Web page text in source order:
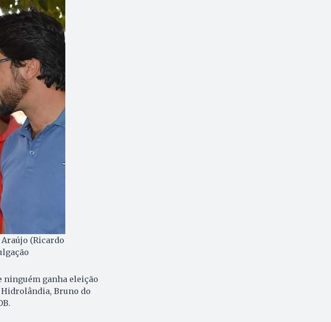
(Ricardo
ninguém ganha eleição
Bruno do